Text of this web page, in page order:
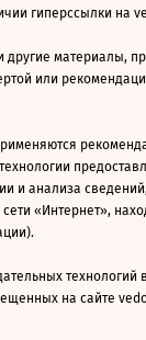
гиперссылки на
другие материалы,
или
и анализа
«Интернет»,
технологий
на сайте